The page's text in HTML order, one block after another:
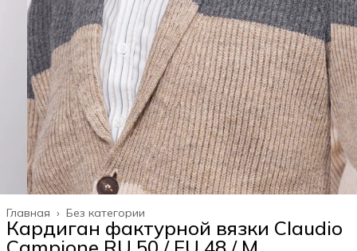
Без категории
Главная ›
Кардиган фактурной вязки Claudio